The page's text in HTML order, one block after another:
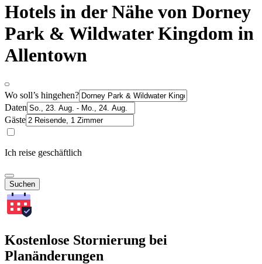
Hotels in der Nähe von Dorney
Park & Wildwater Kingdom in
Allentown
Wo soll’s hingehen?
Daten
Gäste
Ich reise geschäftlich
Suchen
Kostenlose Stornierung bei
Planänderungen